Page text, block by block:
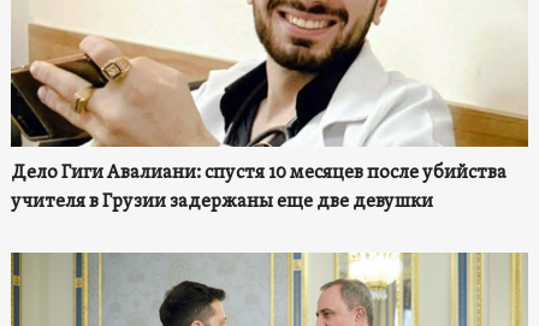
Дело Гиги Авалиани: спустя 10 месяцев после убийства
учителя в Грузии задержаны еще две девушки